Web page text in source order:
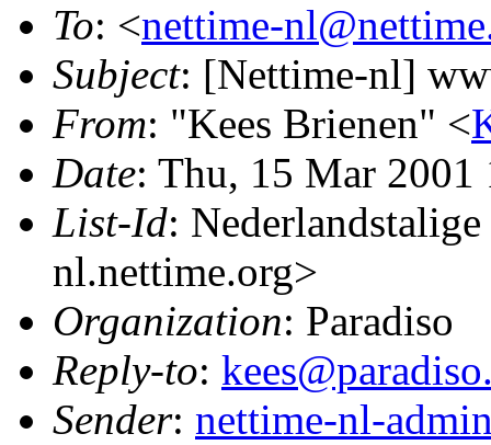
To: <nettime-
Subject: [Nettime-nl]
From: "Kees Brienen" <
Date: Thu, 15 Mar 2001
List-Id:
nl.nettime.org>
Organization: Paradiso
Reply-to:
Sender: nettime-nl-